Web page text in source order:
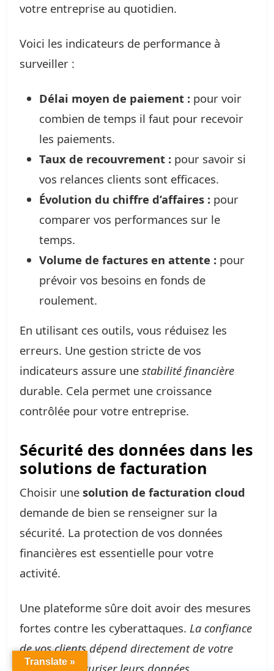
votre entreprise au quotidien.
Voici les indicateurs de performance à
surveiller :
Délai moyen de paiement : pour voir
combien de temps il faut pour recevoir
les paiements.
Taux de recouvrement : pour savoir si
vos relances clients sont efficaces.
Évolution du chiffre d’affaires : pour
comparer vos performances sur le
temps.
Volume de factures en attente : pour
prévoir vos besoins en fonds de
roulement.
En utilisant ces outils, vous réduisez les
erreurs. Une gestion stricte de vos
indicateurs assure une stabilité financière
durable. Cela permet une croissance
contrôlée pour votre entreprise.
Sécurité des données dans les
solutions de facturation
Choisir une solution de facturation cloud
demande de bien se renseigner sur la
sécurité. La protection de vos données
financières est essentielle pour votre
activité.
Une plateforme sûre doit avoir des mesures
fortes contre les cyberattaques. La confiance
de vos clients dépend directement de votre
Translate »